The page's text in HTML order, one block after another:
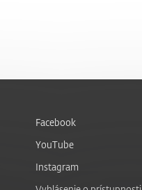
Facebook
YouTube
Instagram